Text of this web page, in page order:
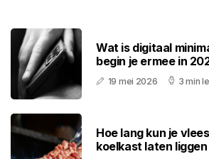
Wat is digitaal
begin je ermee in
19 mei 2026 3 min
Hoe lang kun je
koelkast laten